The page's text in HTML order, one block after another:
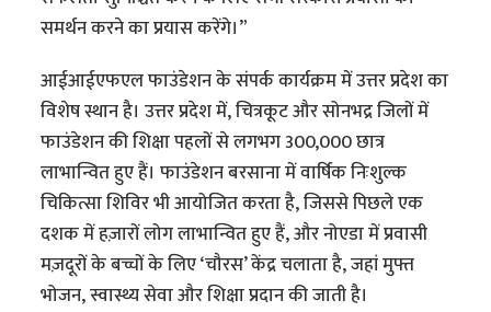
समर्थन करने का प्रयास करेंगे।”
आईआईएफएल फाउंडेशन के संपर्क कार्यक्रम में उत्तर प्रदेश का
विशेष स्थान है। उत्तर प्रदेश में, चित्रकूट और सोनभद्र जिलों में
फाउंडेशन की शिक्षा पहलों से लगभग 300,000 छात्र
लाभान्वित हुए हैं। फाउंडेशन बरसाना में वार्षिक निःशुल्क
चिकित्सा शिविर भी आयोजित करता है, जिससे पिछले एक
दशक में हज़ारों लोग लाभान्वित हुए हैं, और नोएडा में प्रवासी
मज़दूरों के बच्चों के लिए ‘चौरस’ केंद्र चलाता है, जहां मुफ्त
भोजन, स्वास्थ्य सेवा और शिक्षा प्रदान की जाती है।